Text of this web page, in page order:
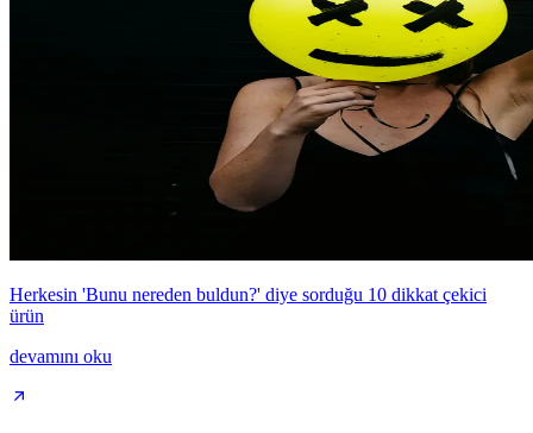
Herkesin 'Bunu nereden buldun?' diye sorduğu 10 dikkat çekici
ürün
devamını oku